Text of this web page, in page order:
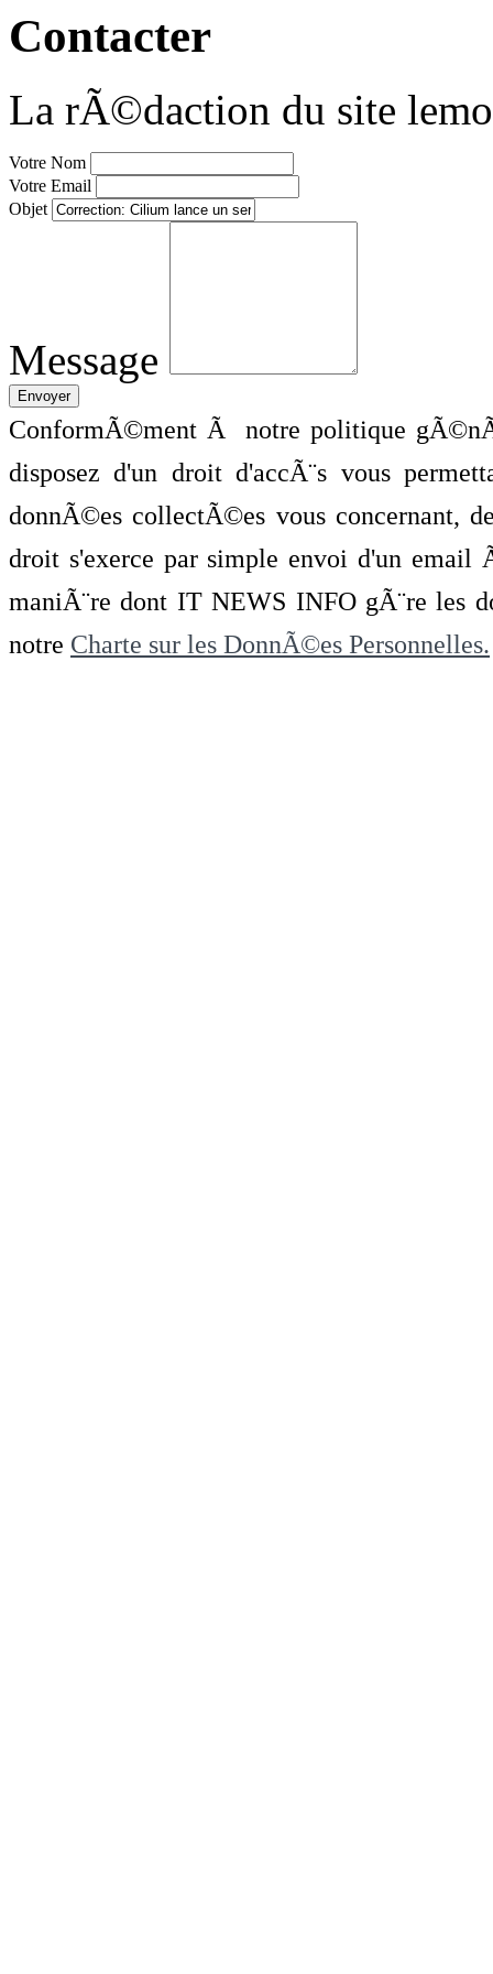
Contacter
La rÃ©daction du site
Votre Nom
Votre Email
Objet
Message
ConformÃ©ment Ã notre politique
disposez d'un droit d'accÃ¨s vous
donnÃ©es collectÃ©es vous concernant,
droit s'exerce par simple envoi d'un
maniÃ¨re dont IT NEWS INFO gÃ¨re les
notre Charte sur les DonnÃ©es Personnelles.